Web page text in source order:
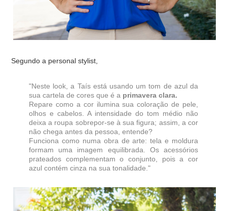
Segundo a personal stylist,
"Neste look, a Taís está usando um tom de azul da
sua cartela de cores que é a primavera clara.
Repare como a cor ilumina sua coloração de pele,
olhos e cabelos. A intensidade do tom médio não
deixa a roupa sobrepor-se à sua figura; assim, a cor
não chega antes da pessoa, entende?
Funciona como numa obra de arte: tela e moldura
formam uma imagem equilibrada. Os acessórios
prateados complementam o conjunto, pois a cor
azul contém cinza na sua tonalidade."